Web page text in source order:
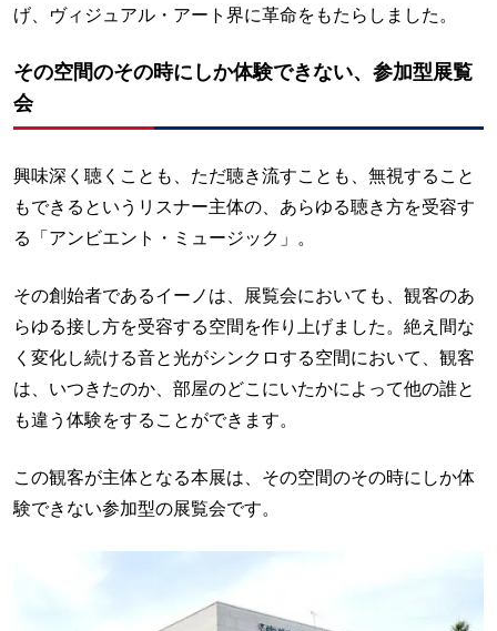
げ、ヴィジュアル・アート界に革命をもたらしました。
その空間のその時にしか体験できない、参加型展覧
会
興味深く聴くことも、ただ聴き流すことも、無視すること
もできるというリスナー主体の、あらゆる聴き方を受容す
る「アンビエント・ミュージック」。
その創始者であるイーノは、展覧会においても、観客のあ
らゆる接し方を受容する空間を作り上げました。絶え間な
く変化し続ける音と光がシンクロする空間において、観客
は、いつきたのか、部屋のどこにいたかによって他の誰と
も違う体験をすることができます。
この観客が主体となる本展は、その空間のその時にしか体
験できない参加型の展覧会です。